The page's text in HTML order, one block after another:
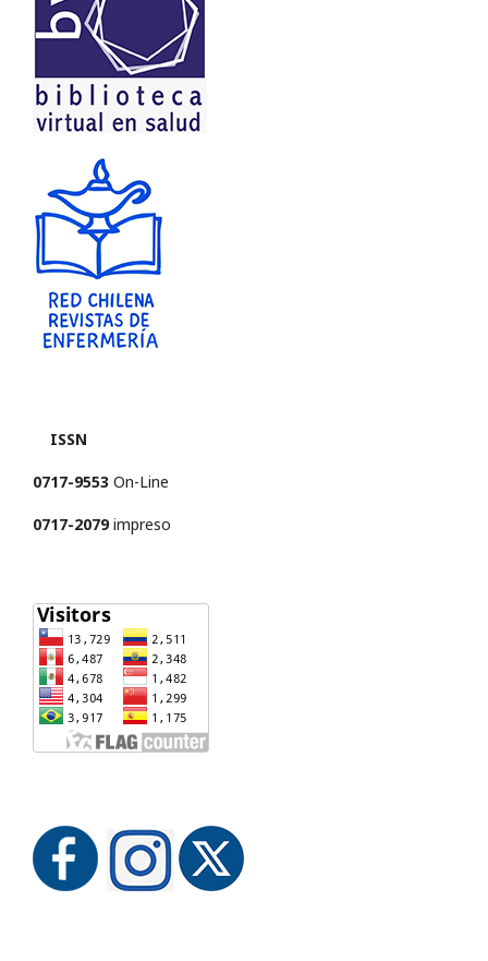
ISSN
0717-9553 On-Line
0717-2079impreso